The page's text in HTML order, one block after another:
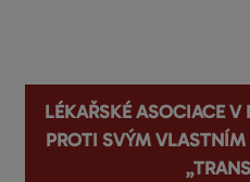
Lékařské asociace
proti svým